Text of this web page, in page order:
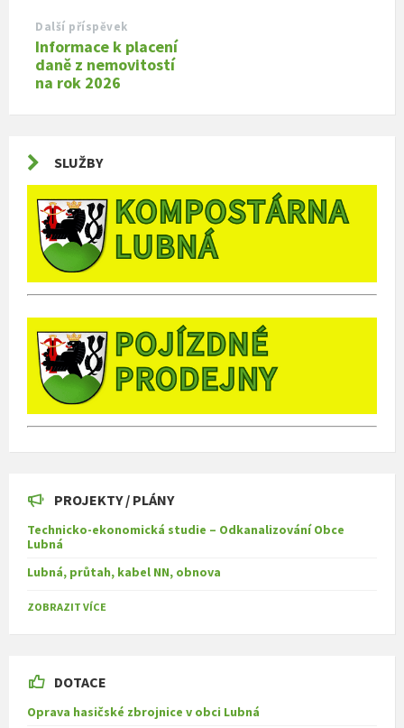
Další příspěvek
Informace k placení
daně z nemovitostí
na rok 2026
SLUŽBY
PROJEKTY / PLÁNY
Technicko-ekonomická studie – Odkanalizování Obce
Lubná
Lubná, průtah, kabel NN, obnova
ZOBRAZIT VÍCE
DOTACE
Oprava hasičské zbrojnice v obci Lubná